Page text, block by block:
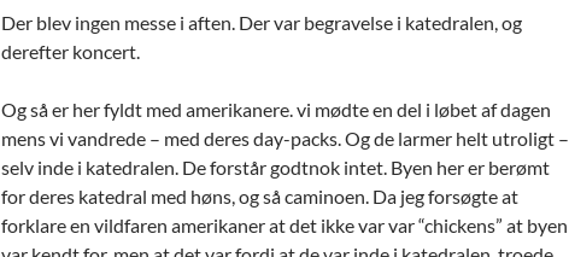
Der blev ingen messe i aften. Der var begravelse i katedralen, og
derefter koncert.
Og så er her fyldt med amerikanere. vi mødte en del i løbet af dagen
mens vi vandrede – med deres day-packs. Og de larmer helt utroligt –
selv inde i katedralen. De forstår godtnok intet. Byen her er berømt
for deres katedral med høns, og så caminoen. Da jeg forsøgte at
forklare en vildfaren amerikaner at det ikke var var “chickens” at byen